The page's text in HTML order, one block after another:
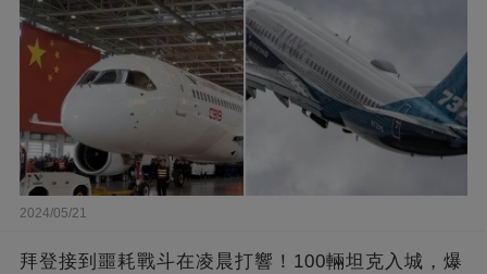
2024/05/21
拜登接到噩耗戰斗在凌晨打響！100輛坦克入城，爆